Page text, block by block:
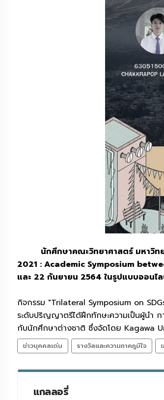
นักศึกษาคณะวิทยาศาสตร์ มหาวิท
2021 : Academic Symposium
และ 22 กันยายน 2564 ในรูปแบบออนไ
กิจกรรม "Trilateral Symposium on
ระดับปริญญาตรีได้ฝึกทักษะความเป็นผู้นำ ก
กับนักศึกษาต่างชาติ ซึ่งจัดโดย Kagawa
ข่าวบุคคลเด่น รางวัลและความภาคภูมิใจ
แกลลอรี่